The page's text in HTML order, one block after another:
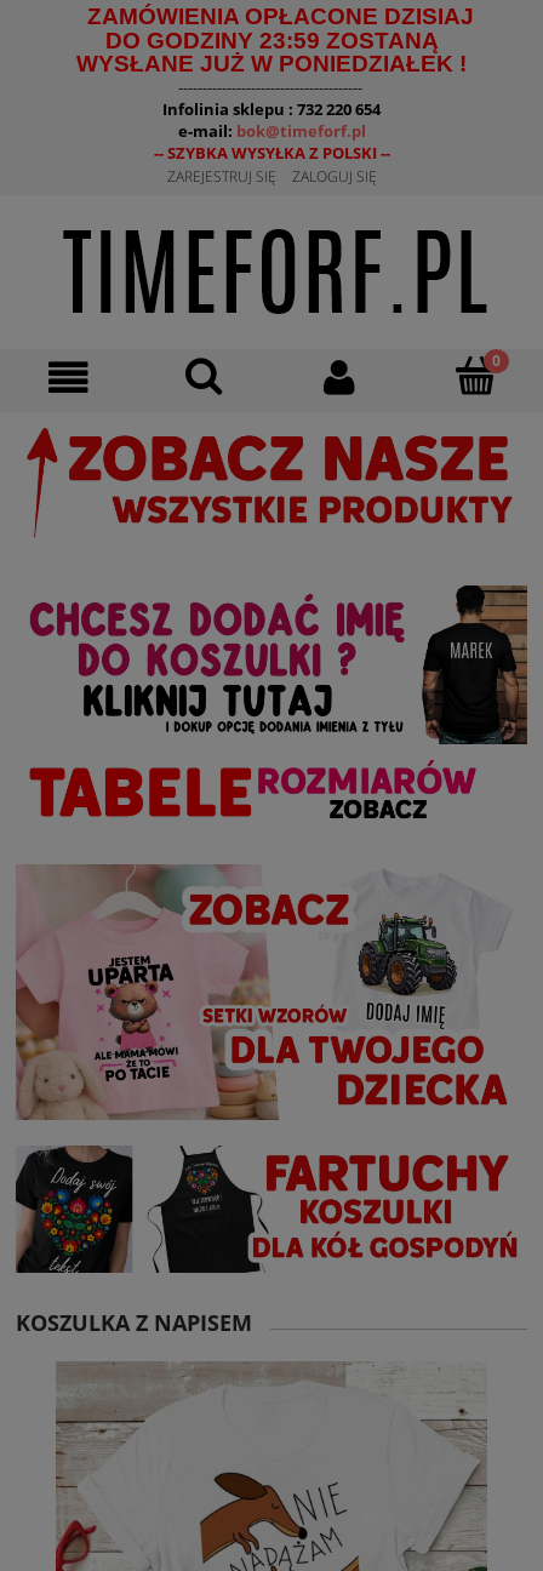
ZAMÓWIENIA OPŁACONE DZISIAJ
DO GODZINY 23:59 ZOSTANĄ
WYSŁANE JUŻ W PONIEDZIAŁEK !
--------------------------------------
Infolinia sklepu : 732 220 654
e-mail: bok@timeforf.pl
-- SZYBKA WYSYŁKA Z POLSKI --
ZAREJESTRUJ SIĘ ZALOGUJ SIĘ
KOSZULKA Z NAPISEM